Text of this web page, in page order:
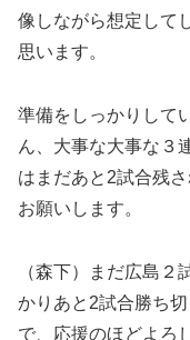
像しながら想定して
思います。
準備をしっかりして
ん、大事な大事な３
はまだあと2試合残
お願いします。
（森下）まだ広島２
かりあと2試合勝ち
で、応援のほどよろ